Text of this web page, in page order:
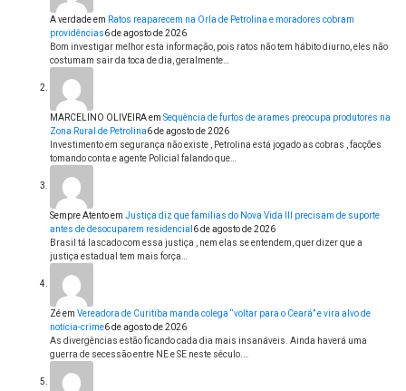
A verdadeem Ratos reaparecem na Orla de Petrolina e moradores cobram
providências6 de agosto de 2026
Bom investigar melhor esta informação, pois ratos não tem hábito diurno, eles não
costumam sair da toca de dia, geralmente…
MARCELINO OLIVEIRAem Sequência de furtos de arames preocupa produtores na
Zona Rural de Petrolina6 de agosto de 2026
Investimento em segurança não existe , Petrolina está jogado as cobras , facções
tomando conta e agente Policial falando que…
Sempre Atentoem Justiça diz que famílias do Nova Vida III precisam de suporte
antes de desocuparem residencial 6 de agosto de 2026
Brasil tá lascado com essa justiça , nem elas se entendem, quer dizer que a
justiça estadual tem mais força…
Zéem Vereadora de Curitiba manda colega “voltar para o Ceará” e vira alvo de
notícia-crime6 de agosto de 2026
As divergências estão ficando cada dia mais insanáveis. Ainda haverá uma
guerra de secessão entre NE e SE neste século.…